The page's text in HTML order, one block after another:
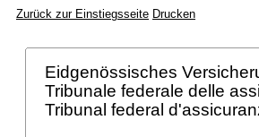
Zurück zur Einstiegsseite Drucken
Eidgenössisches
Tribunale federale delle
Tribunal federal